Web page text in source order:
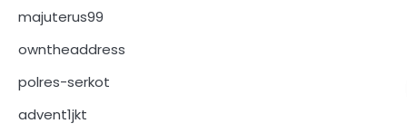
majuterus99
owntheaddress
polres-serkot
advent1jkt